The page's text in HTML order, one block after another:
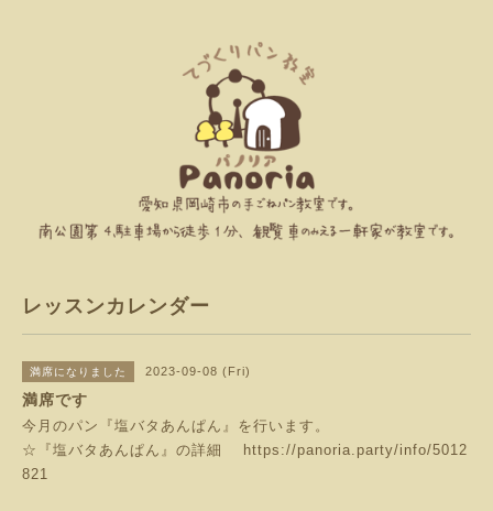
レッスンカレンダー
満席になりました 2023-09-08 (Fri)
満席です
今月のパン『塩バタあんぱん』を行います。
☆『塩バタあんぱん』の詳細
https://panoria.party/info/5012
821